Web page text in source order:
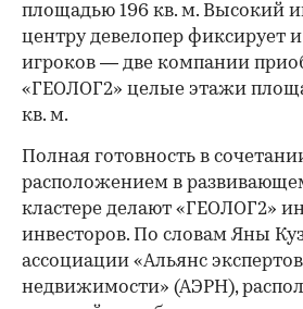
площадью 196 кв. м. Высокий
центру девелопер фиксирует
игроков — две компании
«ГЕОЛОГ2» целые этажи
кв. м.
Полная готовность в
расположением в
кластере делают «ГЕОЛОГ2»
инвесторов. По словам Яны
ассоциации «Альянс
недвижимости» (АЭРН),